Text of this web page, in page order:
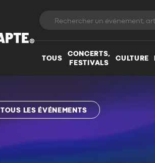
TOUS
CONCERTS,
FESTIVALS
CULTURE
TOUS LES ÉVÉNEMENTS